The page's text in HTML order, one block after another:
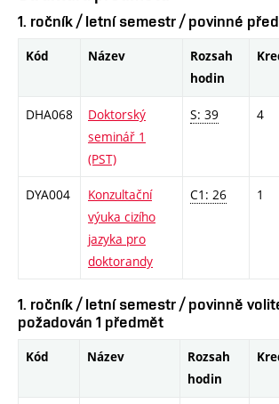
1. ročník / letní semestr / povinné
Kód Název
Rozsah
hodin
DHA068
Doktorský
seminář 1
(PST)
S: 39 4
DYA004
Konzultační
výuka cizího
jazyka pro
doktorandy
C1: 26 1
1. ročník / letní semestr / povinně
požadován 1 předmět
Kód Název
Rozsah
hodin